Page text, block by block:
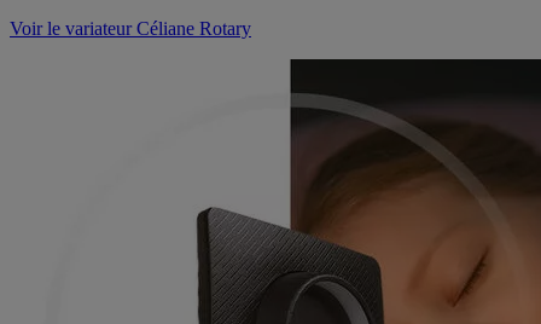
Voir le variateur Céliane Rotary